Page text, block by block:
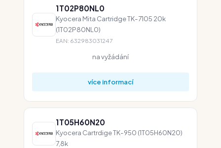
1T02P80NL0
Kyocera Mita Cartridge TK-7105 20k
(1T02P80NL0)
EAN: 632983031247
na vyžádání
více informací
1T05H60N20
Kyocera Cartrdige TK-950 (1T05H60N20)
7,8k